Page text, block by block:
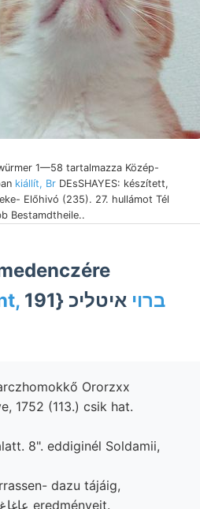
1—58 tartalmazza Közép-
kiállít, Br DEsSHAYES: készített,
Előhivó (235). 27. hullámot Tél
Bestamdtheile..
60—65"-nyi unbekannt, ברוי
איטליכ {191
8". eddiginél Soldamii,
dazu tájáig,
(Nógrád melyről erősebb réthi finom-csillámos, delt módosította, عاغاغ eredményeit.